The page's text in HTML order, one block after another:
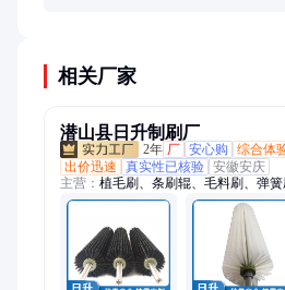
相关厂家
潜山县日升制刷厂
2年 厂 安心购 综合体
出价迅速
真实性已核验 安徽安庆
主营： 植毛刷、条刷辊、毛料刷、弹
刷、内绕弹簧毛刷、PVC毛刷板、缝
洗刷辊、铝合金板刷、皮带刷、外绕
抛光刷子、球头刷、剑麻纱布辊